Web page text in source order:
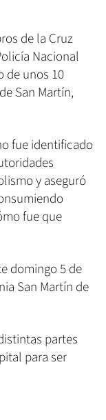
de la Cruz
Nacional
de unos 10
San Martín,
fue identificado
y aseguró
fue que
domingo 5 de
San Martín de
partes
para ser